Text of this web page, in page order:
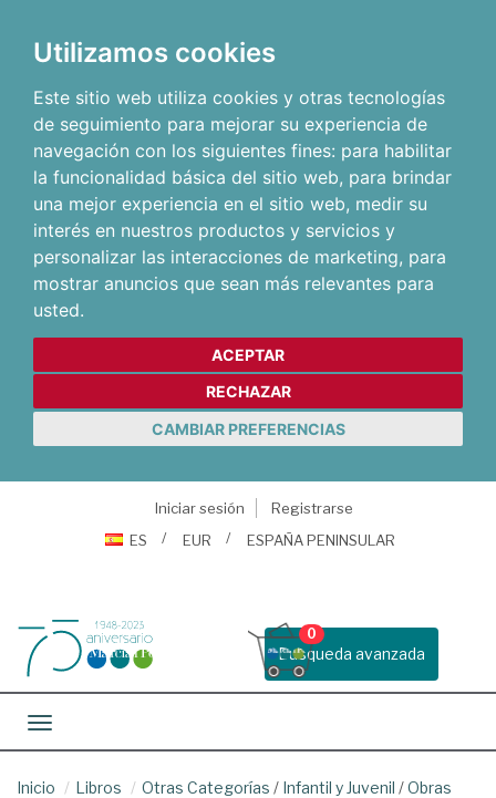
Utilizamos cookies
Este sitio web utiliza cookies y otras tecnologías
de seguimiento para mejorar su experiencia de
navegación con los siguientes fines: para habilitar
la funcionalidad básica del sitio web, para brindar
una mejor experiencia en el sitio web, medir su
interés en nuestros productos y servicios y
personalizar las interacciones de marketing, para
mostrar anuncios que sean más relevantes para
usted.
ACEPTAR
RECHAZAR
CAMBIAR PREFERENCIAS
Iniciar sesión
Registrarse
ES
EUR ESPAÑA PENINSULAR
Busqueda avanzada
0
Toggle navigation
Inicio Libros Otras Categorías / Infantil y Juvenil /Obras